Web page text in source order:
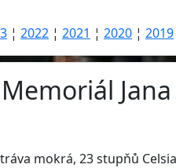
¦ 2022 ¦ 2021 ¦ 2020 ¦ 2019
mokrá, 23 stupňů Celsia